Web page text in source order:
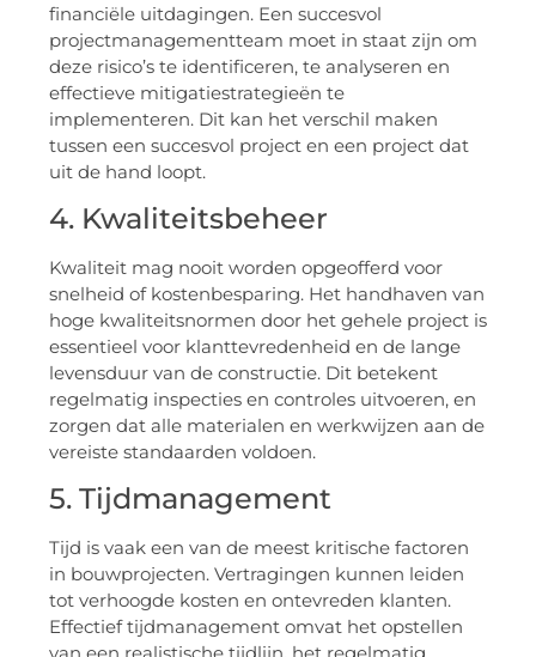
financiële uitdagingen. Een succesvol
projectmanagementteam moet in staat zijn om
deze risico’s te identificeren, te analyseren en
effectieve mitigatiestrategieën te
implementeren. Dit kan het verschil maken
tussen een succesvol project en een project dat
uit de hand loopt.
4. Kwaliteitsbeheer
Kwaliteit mag nooit worden opgeofferd voor
snelheid of kostenbesparing. Het handhaven van
hoge kwaliteitsnormen door het gehele project is
essentieel voor klanttevredenheid en de lange
levensduur van de constructie. Dit betekent
regelmatig inspecties en controles uitvoeren, en
zorgen dat alle materialen en werkwijzen aan de
vereiste standaarden voldoen.
5. Tijdmanagement
Tijd is vaak een van de meest kritische factoren
in bouwprojecten. Vertragingen kunnen leiden
tot verhoogde kosten en ontevreden klanten.
Effectief tijdmanagement omvat het opstellen